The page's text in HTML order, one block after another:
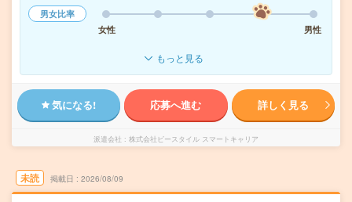
男女比率
女性
男性
もっと見る
気になる! 応募へ進む 詳しく見る
派遣会社 株式会社ビースタイル スマートキャリア
未読 掲載日 2026/08/09